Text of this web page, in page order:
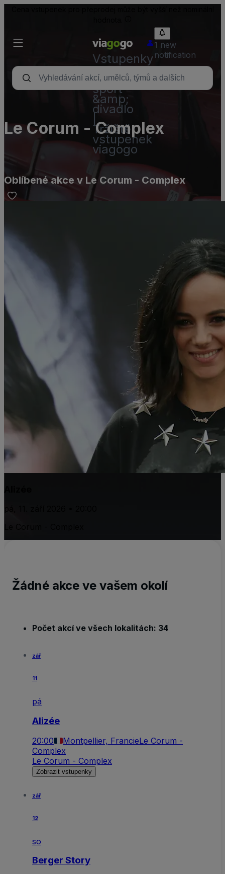
Vstupenky
–
koncerty,
sport
&amp;
divadlo
Tržiště
vstupenek
viagogo
1 new
notification
Le Corum - Complex
Oblíbené akce v Le Corum - Complex
Alizée
Žádné akce ve vašem okolí
Počet akcí ve všech lokalitách: 34
zář
11
pá
Alizée
20:00 Montpellier, FrancieLe Corum -
Complex
Le Corum - Complex
Zobrazit vstupenky
zář
12
so
Berger Story